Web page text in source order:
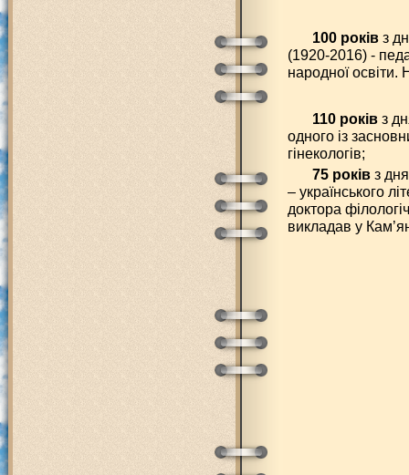
100 роківз
(1920-2016) -
народної освіти.
110 роківз
одного із
гінекологів;
75 роківз
– українського
доктора
викладав у